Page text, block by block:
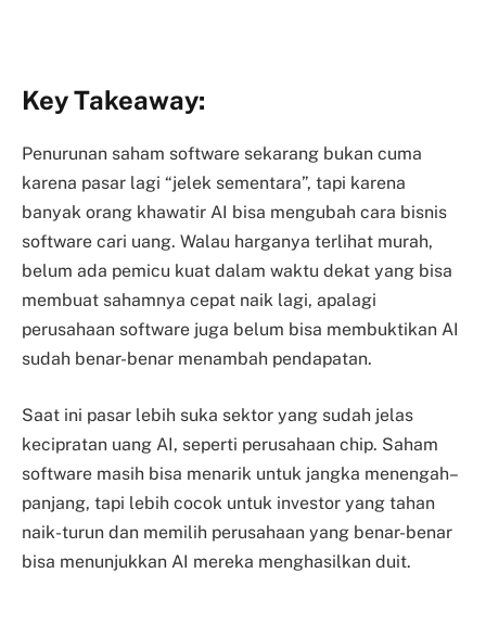
Key Takeaway:
Penurunan saham software sekarang bukan cuma
karena pasar lagi “jelek sementara”, tapi karena
banyak orang khawatir AI bisa mengubah cara bisnis
software cari uang. Walau harganya terlihat murah,
belum ada pemicu kuat dalam waktu dekat yang bisa
membuat sahamnya cepat naik lagi, apalagi
perusahaan software juga belum bisa membuktikan AI
sudah benar-benar menambah pendapatan.
Saat ini pasar lebih suka sektor yang sudah jelas
kecipratan uang AI, seperti perusahaan chip. Saham
software masih bisa menarik untuk jangka menengah–
panjang, tapi lebih cocok untuk investor yang tahan
naik-turun dan memilih perusahaan yang benar-benar
bisa menunjukkan AI mereka menghasilkan duit.